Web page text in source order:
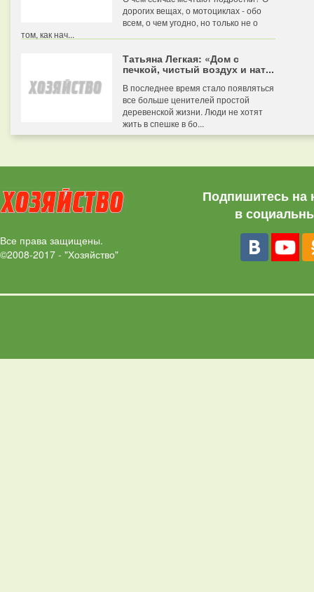
дорогих вещах, о мотоциклах - обо
всем, о чем угодно, но только не о
том, как нач...
Татьяна Легкая: «Дом с
печкой, чистый воздух и нат...
В последнее время стало появляться
все больше ценителей простой
деревенской жизни. Люди не хотят
жить в спешке в бо...
Все права защищены.
©2008-2017 - "Хозяйство"
Подпишитесь на
в